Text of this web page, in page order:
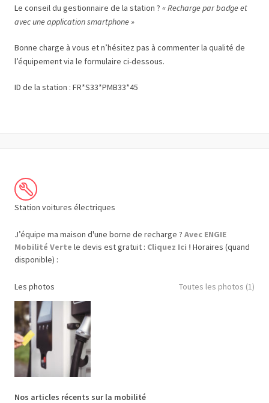
Le conseil du gestionnaire de la station ? « Recharge par badge et
avec une application smartphone »
Bonne charge à vous et n’hésitez pas à commenter la qualité de
l’équipement via le formulaire ci-dessous.
ID de la station : FR*S33*PMB33*45
Station voitures électriques
J’équipe ma maison d'une borne de recharge ? Avec ENGIE
Mobilité Verte le devis est gratuit : Cliquez Ici ! Horaires (quand
disponible) :
Les photos Toutes les photos (1)
Nos articles récents sur la mobilité